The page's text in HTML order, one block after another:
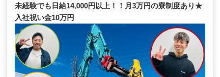
未経験でも日給14,000円以上！！月3万円の寮制度あり★
入社祝い金10万円